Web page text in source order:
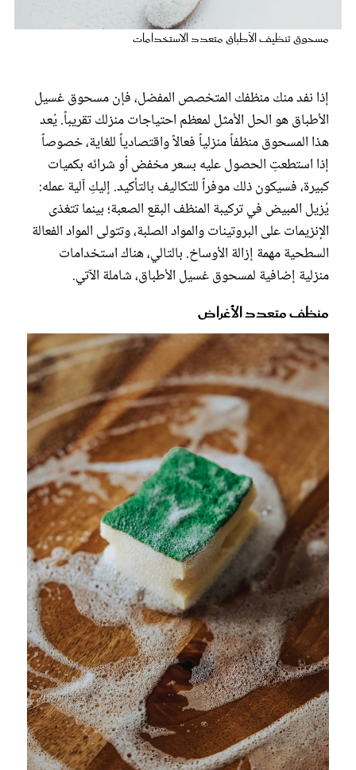
مسحوق تنظيف الأطباق متعدد الاستخدامات
إذا نفد منك منظفك المتخصص المفضل، فإن مسحوق غسيل
الأطباق هو الحل الأمثل لمعظم احتياجات منزلك تقريباً. يُعد
هذا المسحوق منظفاً منزلياً فعالاً واقتصادياً للغاية، خصوصاً
إذا استطعتِ الحصول عليه بسعر مخفض أو شرائه بكميات
كبيرة، فسيكون ذلك موفراً للتكاليف بالتأكيد. إليكِ آلية عمله:
يُزيل المبيض في تركيبة المنظف البقع الصعبة؛ بينما تتغذى
الإنزيمات على البروتينات والمواد الصلبة، وتتولى المواد الفعالة
السطحية مهمة إزالة الأوساخ. بالتالي، هناك استخدامات
منزلية إضافية لمسحوق غسيل الأطباق، شاملة الآتي.
منظف متعدد الأغراض
مجلة سيدتي
غلاف رفمي